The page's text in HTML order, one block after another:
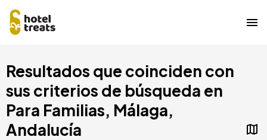
principal
Resultados que coinciden con
sus criterios de búsqueda en
Para Familias, Málaga,
Andalucía